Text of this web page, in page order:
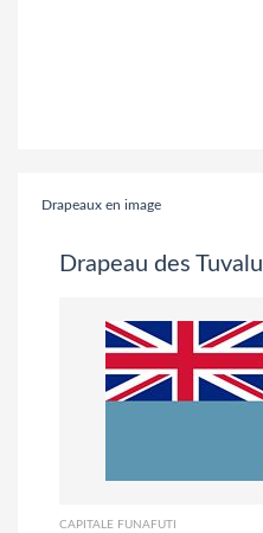
Drapeaux en image
Drapeau des Tuvalu
CAPITALE FUNAFUTI